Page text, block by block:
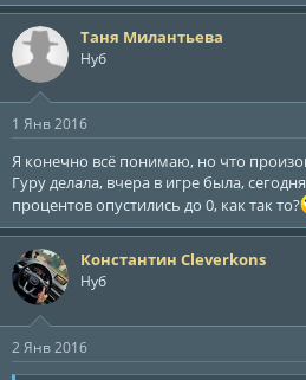
Таня Милантьева
Нуб
1 Янв 2016
Я конечно всё понимаю, но что
Гуру делала, вчера в игре была,
процентов опустились до 0, как так то?
Константин Cleverkons
Нуб
2 Янв 2016